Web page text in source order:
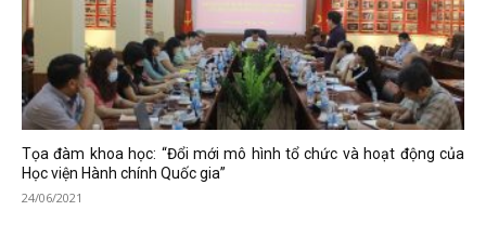
Tọa đàm khoa học: “Đổi mới mô hình tổ chức và hoạt động của
Học viện Hành chính Quốc gia”
24/06/2021